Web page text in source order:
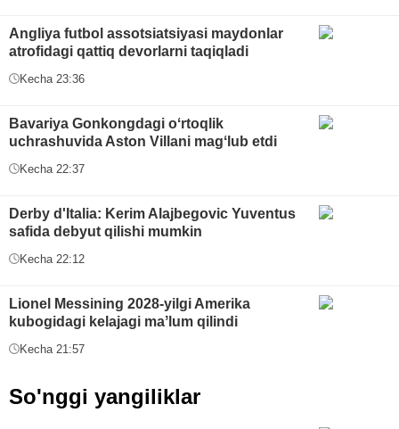
Angliya futbol assotsiatsiyasi maydonlar
atrofidagi qattiq devorlarni taqiqladi
Kecha 23:36
Bavariya Gonkongdagi oʻrtoqlik
uchrashuvida Aston Villani magʻlub etdi
Kecha 22:37
Derby d'Italia: Kerim Alajbegovic Yuventus
safida debyut qilishi mumkin
Kecha 22:12
Lionel Messining 2028-yilgi Amerika
kubogidagi kelajagi maʼlum qilindi
Kecha 21:57
So'nggi yangiliklar